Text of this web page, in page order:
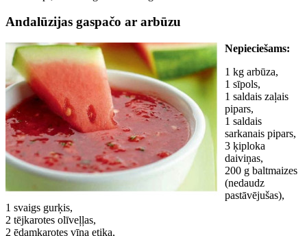
Andalūzijas gaspačo ar arbūzu
Nepieciešams:
1 kg arbūza,
1 sīpols,
1 saldais zaļais
pipars,
1 saldais
sarkanais pipars,
3 ķiploka
daiviņas,
200 g baltmaizes
(nedaudz
pastāvējušas),
1 svaigs gurķis,
2 tējkarotes olīveļļas,
2 ēdamkarotes vīna etiķa,